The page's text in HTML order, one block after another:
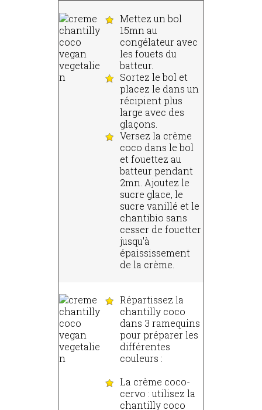
Mettez un bol
15mn au
congélateur avec
les fouets du
batteur.
Sortez le bol et
placez le dans un
récipient plus
large avec des
glaçons.
Versez la crème
coco dans le bol
et fouettez au
batteur pendant
2mn. Ajoutez le
sucre glace, le
sucre vanillé et le
chantibio sans
cesser de fouetter
jusqu'à
épaississement
de la crème.
Répartissez la
chantilly coco
dans 3 ramequins
pour préparer les
différentes
couleurs :
La crème coco-
cervo : utilisez la
chantilly coco